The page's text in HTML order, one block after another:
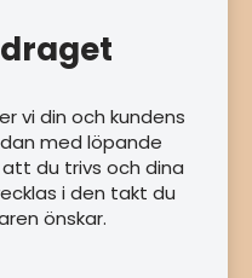
vi din och kundens
med löpande
du trivs och dina
i den takt du
önskar.